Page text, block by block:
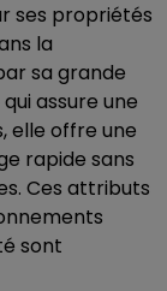
ses propriétés
la
sa grande
assure une
elle offre une
rapide sans
Ces attributs
sont